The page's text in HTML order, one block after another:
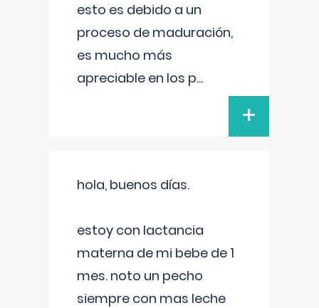
esto es debido a un
proceso de maduración,
es mucho más
apreciable en los p...
+
hola, buenos días.
estoy con lactancia
materna de mi bebe de 1
mes. noto un pecho
siempre con mas leche